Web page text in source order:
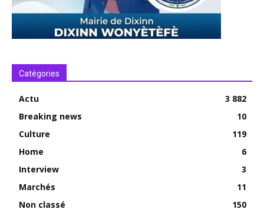
Catégories
Actu
3 882
Breaking news
10
Culture
119
Home
6
Interview
3
Marchés
11
Non classé
150